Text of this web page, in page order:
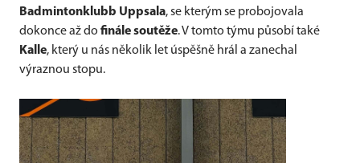
Badmintonklubb Uppsala, se kterým se probojovala
dokonce až do finále soutěže. V tomto týmu působí také
Kalle, který u nás několik let úspěšně hrál a zanechal
výraznou stopu.